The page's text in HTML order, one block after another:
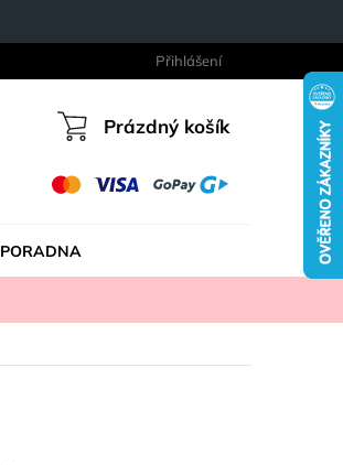
Přihlášení
Nákupní
Prázdný košík
PORADNA